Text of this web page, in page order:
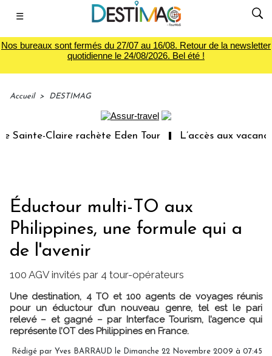
☰
Nos bureaux sont fermés du 27/07 au 16/08. Retour de la newsletter
quotidienne le 24/08/2026. Bel été !
Accueil > DESTIMAG
Claire rachète Eden Tour L’accès aux
Éductour multi-TO aux
Philippines, une formule qui a
de l'avenir
100 AGV invités par 4 tour-opérateurs
Une destination, 4 TO et 100 agents de voyages réunis
pour un éductour d’un nouveau genre, tel est le pari
relevé – et gagné – par Interface Tourism, l’agence qui
représente l’OT des Philippines en France.
Rédigé par Yves BARRAUD le Dimanche 22 Novembre 2009 à 07:45